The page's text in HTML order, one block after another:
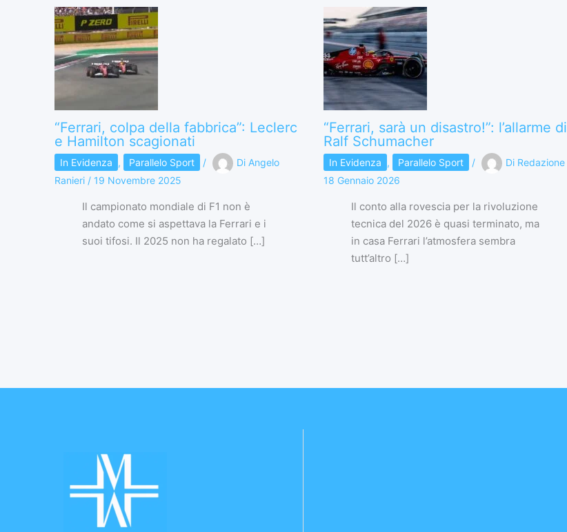
“Ferrari, colpa della fabbrica”: Leclerc
e Hamilton scagionati
In Evidenza , Parallelo Sport / Di Angelo
Ranieri / 19 Novembre 2025
Il campionato mondiale di F1 non è
andato come si aspettava la Ferrari e i
suoi tifosi. Il 2025 non ha regalato […]
“Ferrari, sarà un disastro!”: l’allarme di
Ralf Schumacher
In Evidenza , Parallelo Sport / Di Redazione
18 Gennaio 2026
Il conto alla rovescia per la rivoluzione
tecnica del 2026 è quasi terminato, ma
in casa Ferrari l’atmosfera sembra
tutt’altro […]